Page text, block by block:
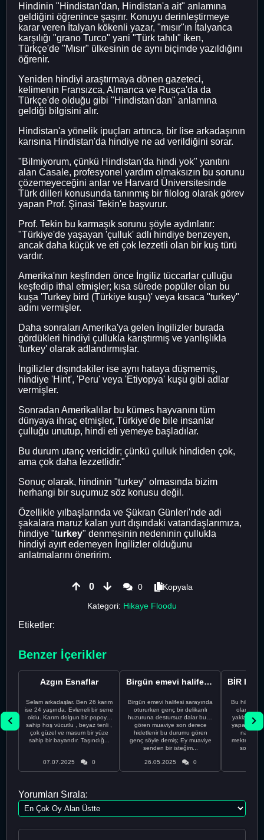
Hindinin "Hindistan'dan, Hindistan'a ait" anlamına
geldiğini öğrenince şaşırır. Konuyu derinleştirmeye
karar veren İtalyan kökenli yazar, "mısır"ın İtalyanca
karşılığı "grano Turco" yani "Türk tahılı" iken,
Türkçe'de "Mısır" ülkesinin de aynı biçimde yazıldığını
öğrenir.
Yeniden hindiyi araştırmaya dönen gazeteci,
kelimenin Fransızca, Almanca ve Rusça'da da
Türkçe'de olduğu gibi "Hindistan'dan" anlamına
geldiği bilgisini alır.
Hindistan'a yönelik ipuçları artınca, bir lise arkadaşının
karısına Hindistan'da hindiye ne ad verildiğini sorar.
"Bilmiyorum, çünkü Hindistan'da hindi yok" yanıtını
alan Casale, profesyonel yardım olmaksızın bu sorunu
çözemeyeceğini anlar ve Harvard Üniversitesinde
Türk dilleri konusunda tanınmış bir filolog olarak görev
yapan Prof. Şinasi Tekin'e başvurur.
Prof. Tekin bu karmaşık sorunu şöyle aydınlatır:
"Türkiye'de yaşayan 'çulluk' adlı hindiye benzeyen,
ancak daha küçük ve eti çok lezzetli olan bir kuş türü
vardır.
Amerika'nın keşfinden önce İngiliz tüccarlar çulluğu
keşfedip ithal etmişler; kısa sürede popüler olan bu
kuşa 'Turkey bird (Türkiye kuşu)' veya kısaca "turkey"
adını vermişler.
Daha sonraları Amerika'ya gelen İngilizler burada
gördükleri hindiyi çullukla karıştırmış ve yanlışlıkla
'turkey' olarak adlandırmışlar.
İngilizler dışındakiler ise aynı hataya düşmemiş,
hindiye 'Hint', 'Peru' veya 'Etiyopya' kuşu gibi adlar
vermişler.
Sonradan Amerikalılar bu kümes hayvanını tüm
dünyaya ihraç etmişler, Türkiye'de bile insanlar
çulluğu unutup, hindi eti yemeye başladılar.
Bu durum utanç vericidir; çünkü çulluk hindiden çok,
ama çok daha lezzetlidir."
Sonuç olarak, hindinin "turkey" olmasında bizim
herhangi bir suçumuz söz konusu değil.
Özellikle yılbaşlarında ve Şükran Günleri'nde adi
şakalara maruz kalan yurt dışındaki vatandaşlarımıza,
hindiye "turkey" denmesinin nedeninin çullukla
hindiyi ayırt edemeyen İngilizler olduğunu
anlatmalarını öneririm.
0 0
Kopyala
Kategori: Hikaye Floodu
Etiketler:
Benzer İçerikler
Azgın Esnaflar
Selam arkadaşlar. Ben 26 karım
ise 24 yaşında. Evleneli bir sene
oldu. Karım dolgun bir popoya
sahip hoş vücutlu , beyaz tenli ,
çok güzel ve masum bir yüze
sahip bir bayandır. Taşındığ...
07.07.2025 0
Birgün emevi halifesi sarayında
Birgün emevi halifesi sarayında
otururken genç bir delikanlı
huzuruna destursuz dalar bunu
gören muaviye son derece
hidetlenir bu durumu gören
genç söyle demiş; Ey muaviye
senden bir isteğim...
26.05.2025 0
Bu hikayeyi
olan ve
yaklaşık
yapan birisi
sonra
Yorumları Sırala: